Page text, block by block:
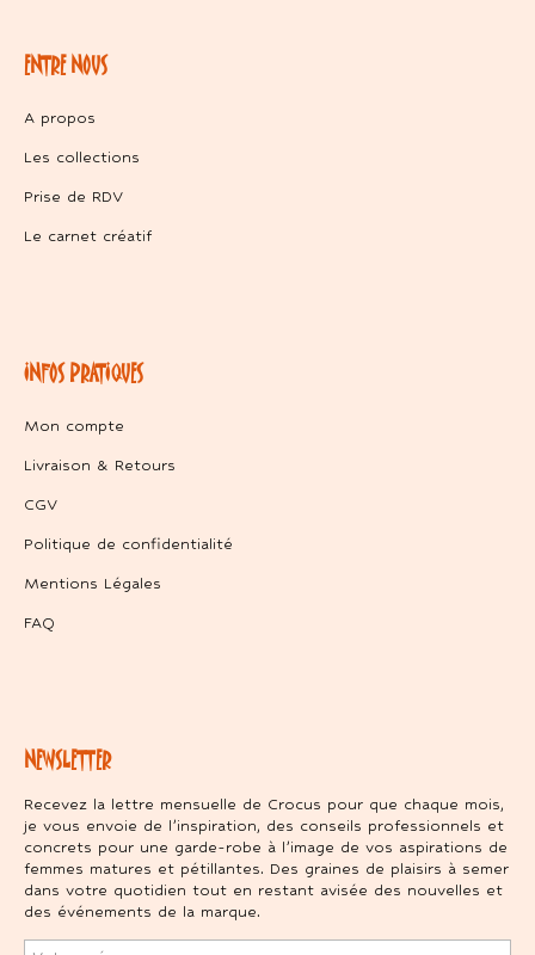
ENTRE NOUS
A propos
Les collections
Prise de RDV
Le carnet créatif
INFOS PRATIQUES
Mon compte
Livraison & Retours
CGV
Politique de confidentialité
Mentions Légales
FAQ
NEWSLETTER
Recevez la lettre mensuelle de Crocus pour que chaque mois,
je vous envoie de l’inspiration, des conseils professionnels et
concrets pour une garde-robe à l’image de vos aspirations de
femmes matures et pétillantes. Des graines de plaisirs à semer
dans votre quotidien tout en restant avisée des nouvelles et
des événements de la marque.